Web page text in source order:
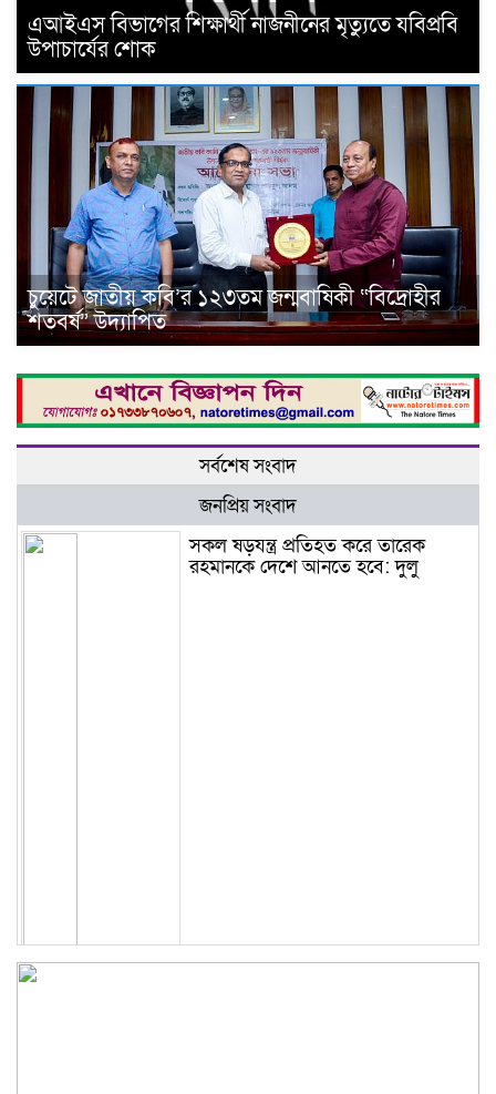
এআইএস বিভাগের শিক্ষার্থী নাজনীনের মৃত্যুতে যবিপ্রবি
উপাচার্যের শোক
চুয়েটে জাতীয় কবি’র ১২৩তম জন্মবাষিকী “বিদ্রোহীর
শতবর্ষ” উদ্যাপিত
সর্বশেষ সংবাদ
জনপ্রিয় সংবাদ
সকল ষড়যন্ত্র প্রতিহত করে তারেক
রহমানকে দেশে আনতে হবে: দুলু